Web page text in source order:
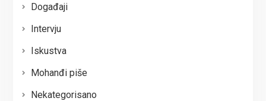
Događaji
Intervju
Iskustva
Mohanđi piše
Nekategorisano